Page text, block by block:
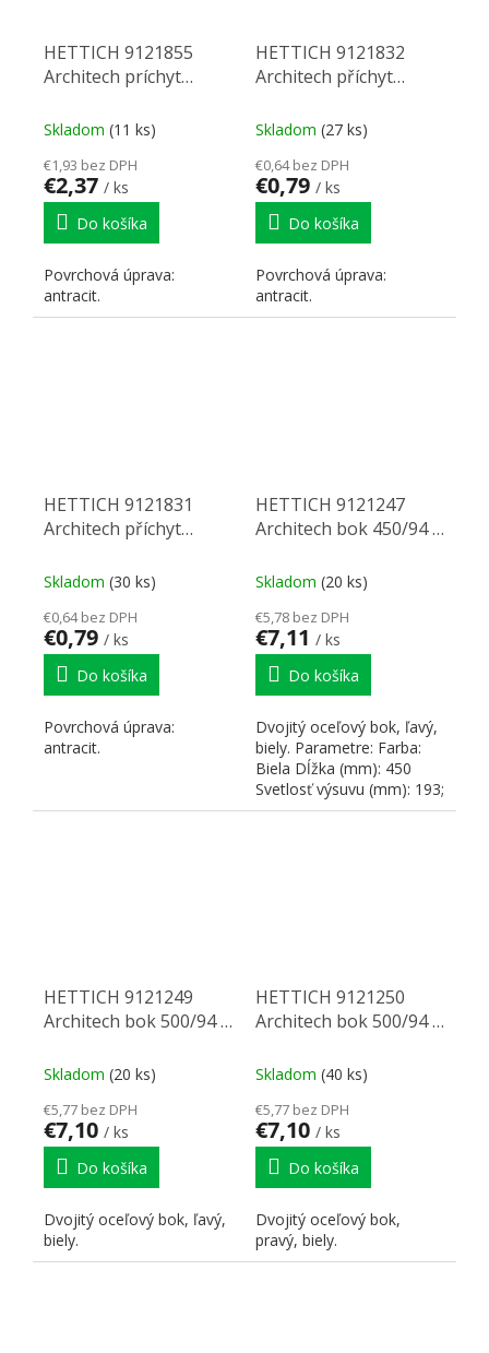
HETTICH 9121855
Architech príchyt
antracit
Skladom (11 ks)
€1,93 bez DPH
€2,37 / ks
Do košíka
Povrchová úprava:
antracit.
HETTICH 9121832
Architech příchyt
Skladom (27 ks)
€0,64 bez DPH
€0,79 / ks
Do košíka
Povrchová úprava:
antracit.
HETTICH 9121831
Architech příchyt
Skladom (30 ks)
€0,64 bez DPH
€0,79 / ks
Do košíka
Povrchová úprava:
antracit.
HETTICH 9121247
Architech bok 450/94 L
Skladom (20 ks)
€5,78 bez DPH
€7,11 / ks
Do košíka
Dvojitý oceľový bok, ľavý,
biely. Parametre: Farba:
Biela Dĺžka (mm): 450
Svetlosť výsuvu (mm): 193;
137; 282
HETTICH 9121249
Architech bok 500/94 L
Skladom (20 ks)
€5,77 bez DPH
€7,10 / ks
Do košíka
Dvojitý oceľový bok, ľavý,
biely.
HETTICH 9121250
Architech bok 500/94 P
Skladom (40 ks)
€5,77 bez DPH
€7,10 / ks
Do košíka
Dvojitý oceľový bok,
pravý, biely.